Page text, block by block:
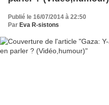
Publié le 16/07/2014 à 22:50
Par Eva R-sistons